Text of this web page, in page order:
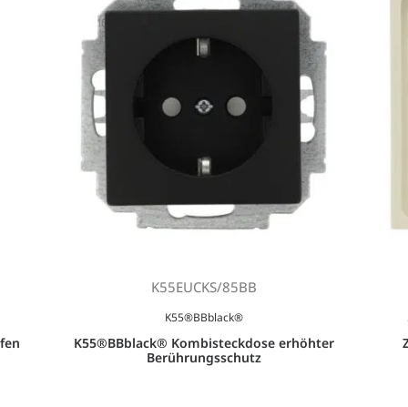
K55EUCKS/85BB
K55®BBblack®
K55®BBblack® Kombisteckdose erhöhter
Berührungsschutz